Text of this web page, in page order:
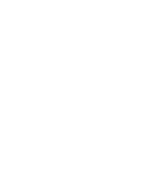
mluvící recepční, ochotný personál, veliký bazén.